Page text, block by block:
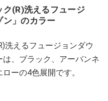
ク(R)洗えるフュージ
ン」のカラー
洗えるフュージョンダウ
、ブラック、アーバンネ
ーの4色展開です。